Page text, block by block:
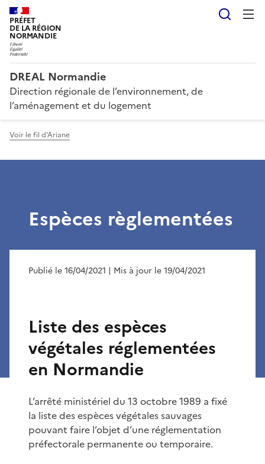
PRÉFET
DE LA RÉGION
NORMANDIE
DREAL Normandie
Direction régionale de l’environnement, de
l’aménagement et du logement
Voir le fil d'Ariane
Espèces règlementées
Publié le 16/04/2021 | Mis à jour le 19/04/2021
Liste des espèces
végétales réglementées
en Normandie
L’arrêté ministériel du 13 octobre 1989 a fixé
la liste des espèces végétales sauvages
pouvant faire l’objet d’une réglementation
préfectorale permanente ou temporaire.